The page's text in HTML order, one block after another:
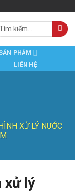
SẢN PHẨM
LIÊN HỆ
XỬ LÝ NƯỚC
xử lý